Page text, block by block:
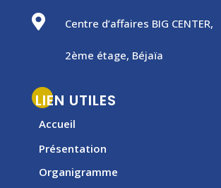
 Centre d’affaires BIG CENTER,
2ème étage, Béjaïa
LIEN UTILES
Accueil
Présentation
Organigramme